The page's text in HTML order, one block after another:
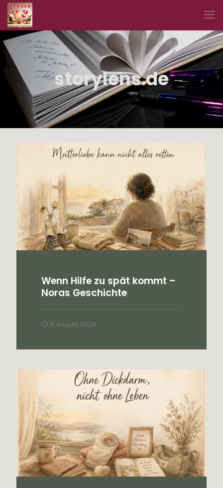
storylens.de
Wenn Hilfe zu spät kommt –
Noras Geschichte
3. August 2026